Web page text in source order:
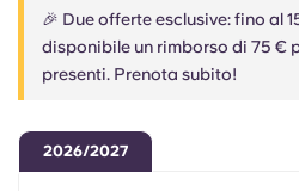
Deutsch
🎉 Due offerte esclusive: fino al
disponibile un rimborso di 75 €
presenti. Prenota subito!
2026/2027